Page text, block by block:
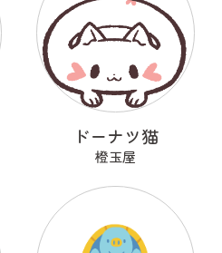
ドーナツ猫
橙玉屋